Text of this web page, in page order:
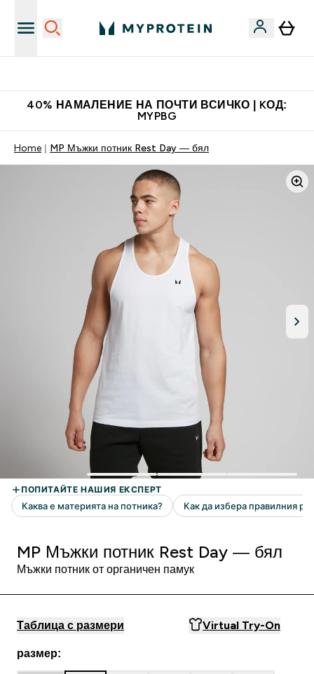
40% НАМАЛЕНИЕ НА ПОЧТИ ВСИЧКО | KОД:
MYPBG
Home MP Мъжки потник Rest Day — бял
MP Мъжки потник Rest Day — бял
Мъжки потник от органичен памук
Таблица с размери Virtual Try-On
размер: